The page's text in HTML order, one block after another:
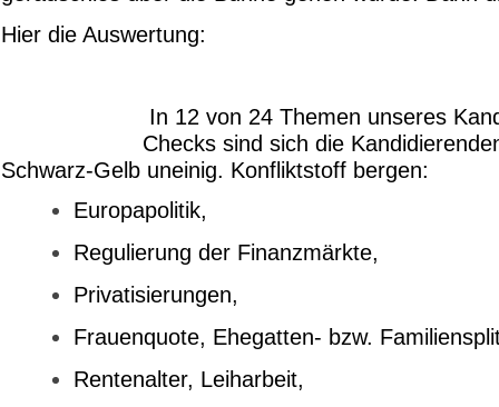
Hier die Auswertung:
In 12 von 24 Themen unseres
Checks sind sich die
Schwarz-Gelb uneinig. Konfliktstoff bergen:
Europapolitik,
Regulierung der Finanzmärkte,
Privatisierungen,
Frauenquote, Ehegatten- bzw.
Rentenalter, Leiharbeit,